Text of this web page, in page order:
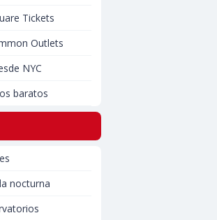
Tickets
Outlets
NYC
baratos
nocturna